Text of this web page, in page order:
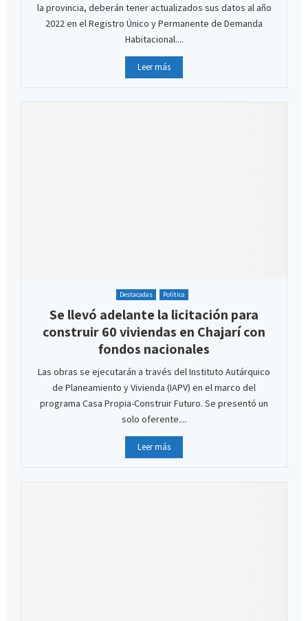
la provincia, deberán tener actualizados sus datos al año
2022 en el Registro Único y Permanente de Demanda
Habitacional....
Leer más
Destacadas Política
Se llevó adelante la licitación para
construir 60 viviendas en Chajarí con
fondos nacionales
Las obras se ejecutarán a través del Instituto Autárquico
de Planeamiento y Vivienda (IAPV) en el marco del
programa Casa Propia-Construir Futuro. Se presentó un
solo oferente....
Leer más